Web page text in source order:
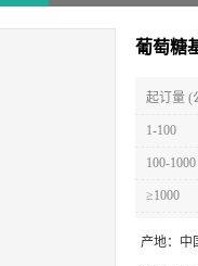
葡萄糖
起订量 (
1-100
100-1000
≥1000
产地： 中